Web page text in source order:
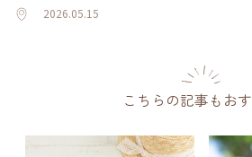
2026.05.15
こちらの記事もお